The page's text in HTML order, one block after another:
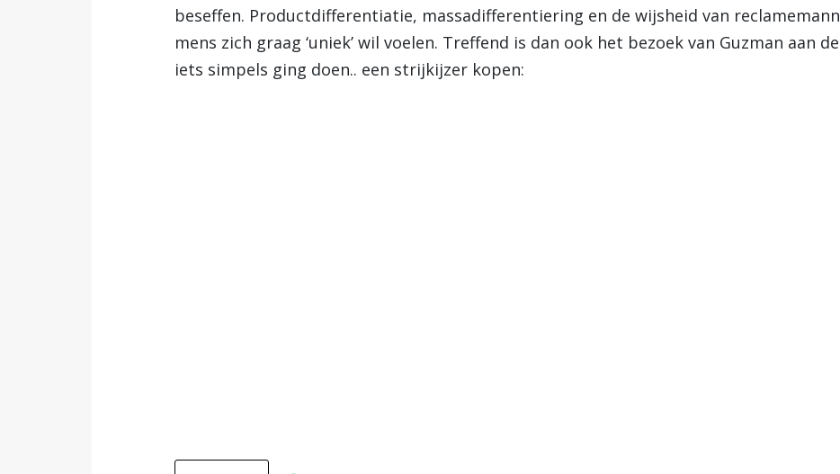
beseffen. Productdifferentiatie, massadifferentiering en de wijsheid van
mens zich graag ‘uniek’ wil voelen. Treffend is dan ook het bezoek van Guzman aan
iets simpels ging doen.. een strijkijzer kopen: